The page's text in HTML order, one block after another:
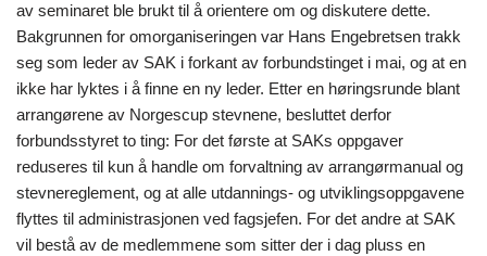
av seminaret ble brukt til å orientere om og diskutere dette.
Bakgrunnen for omorganiseringen var Hans Engebretsen trakk
seg som leder av SAK i forkant av forbundstinget i mai, og at en
ikke har lyktes i å finne en ny leder. Etter en høringsrunde blant
arrangørene av Norgescup stevnene, besluttet derfor
forbundsstyret to ting: For det første at SAKs oppgaver
reduseres til kun å handle om forvaltning av arrangørmanual og
stevnereglement, og at alle utdannings- og utviklingsoppgavene
flyttes til administrasjonen ved fagsjefen. For det andre at SAK
vil bestå av de medlemmene som sitter der i dag pluss en